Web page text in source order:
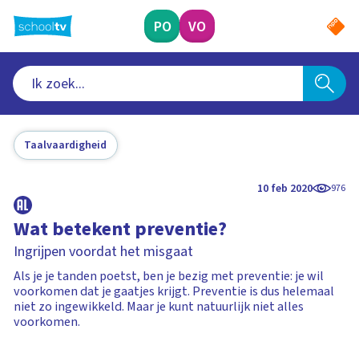
naar
hoofdinhoud
PO VO
Taalvaardigheid
10 feb 2020 976
Wat betekent preventie?
Ingrijpen voordat het misgaat
Als je je tanden poetst, ben je bezig met preventie: je wil
voorkomen dat je gaatjes krijgt. Preventie is dus helemaal
niet zo ingewikkeld. Maar je kunt natuurlijk niet alles
voorkomen.